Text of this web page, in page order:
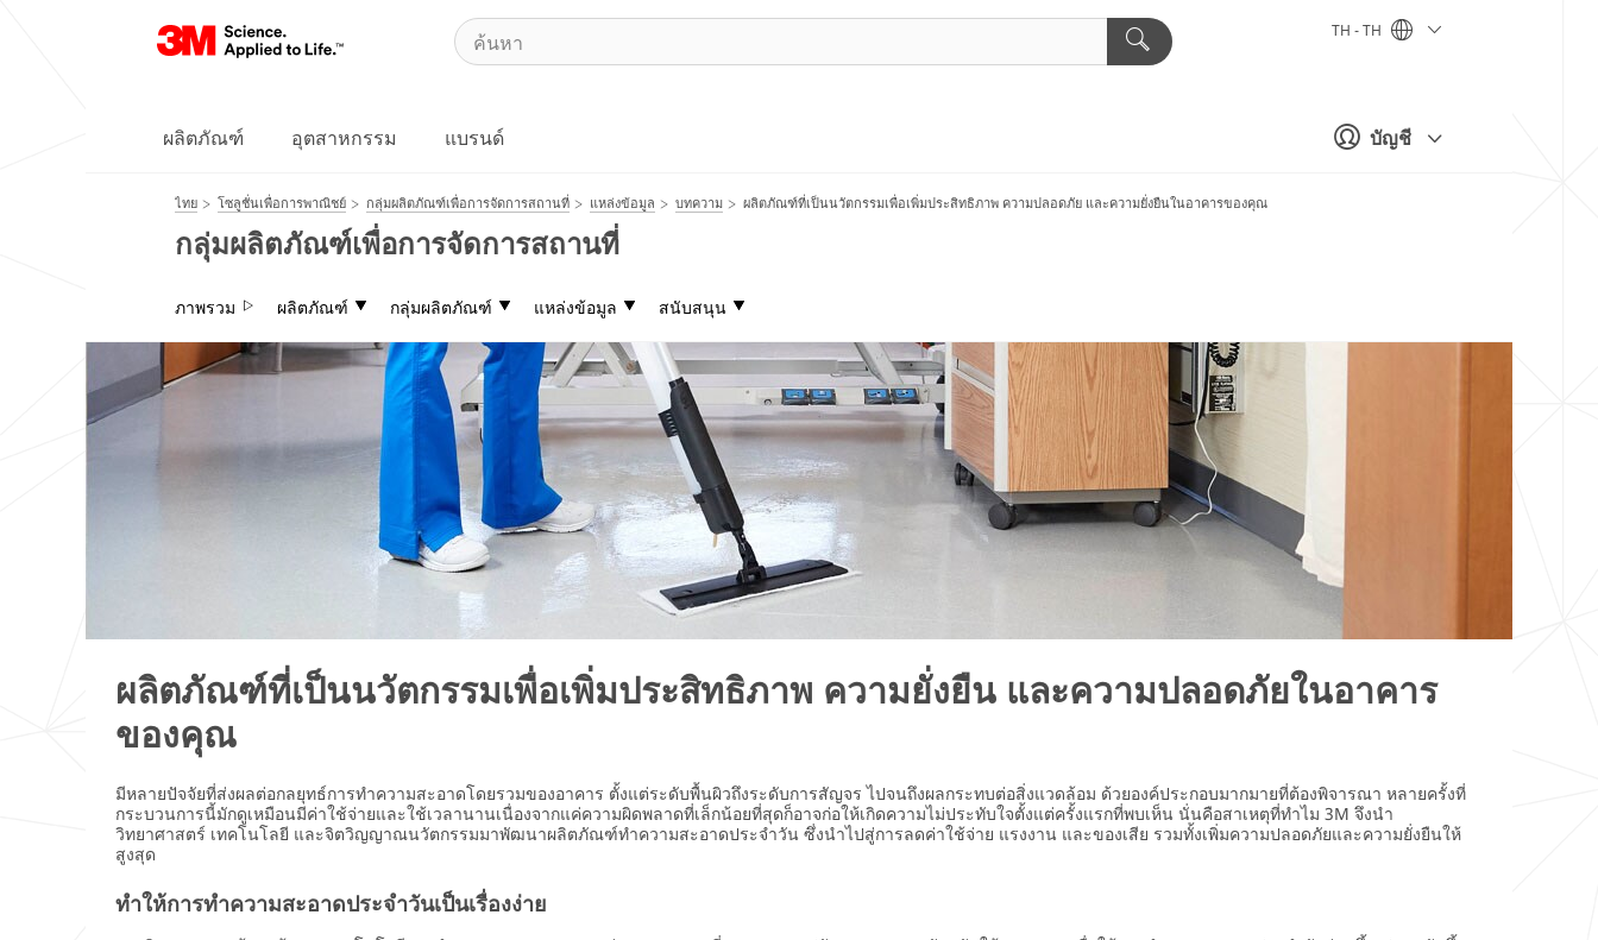
บัญชี
TH - TH
ผลิตภัณฑ์ อุตสาหกรรม แบรนด์
ไทย โซลูชั่นเพื่อการพาณิชย์ กลุ่มผลิตภัณฑ์เพื่อการจัดการสถานที่ แหล่งข้อมูล บทความ ผลิตภัณฑ์ที่เป็นนวัตกรรมเพื่อเพิ่มประสิทธิภาพ ความปลอดภัย และความยั่งยืนในอาคารของคุณ
กลุ่มผลิตภัณฑ์เพื่อการจัดการสถานที่
ภาพรวม ผลิตภัณฑ์ กลุ่มผลิตภัณฑ์ แหล่งข้อมูล สนับสนุน
ผลิตภัณฑ์ที่เป็นนวัตกรรมเพื่อเพิ่มประสิทธิภาพ ความยั่งยืน และความปลอดภัยในอาคาร
ของคุณ
มีหลายปัจจัยที่ส่งผลต่อกลยุทธ์การทำความสะอาดโดยรวมของอาคาร ตั้งแต่ระดับพื้นผิวถึงระดับการสัญจร ไปจนถึงผลกระทบต่อสิ่งแวดล้อม ด้วยองค์ประกอบมากมายที่ต้องพิจารณา หลายครั้งที่
กระบวนการนี้มักดูเหมือนมีค่าใช้จ่ายและใช้เวลานานเนื่องจากแค่ความผิดพลาดที่เล็กน้อยที่สุดก็อาจก่อให้เกิดความไม่ประทับใจตั้งแต่ครั้งแรกที่พบเห็น นั่นคือสาเหตุที่ทำไม 3M จึงนำ
วิทยาศาสตร์ เทคโนโลยี และจิตวิญญาณนวัตกรรมมาพัฒนาผลิตภัณฑ์ทำความสะอาดประจำวัน ซึ่งนำไปสู่การลดค่าใช้จ่าย แรงงาน และของเสีย รวมทั้งเพิ่มความปลอดภัยและความยั่งยืนให้
สูงสุด
ทำให้การทำความสะอาดประจำวันเป็นเรื่องง่าย